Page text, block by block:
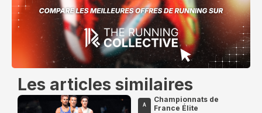
Les articles similaires
A
Championnats de
France Élite